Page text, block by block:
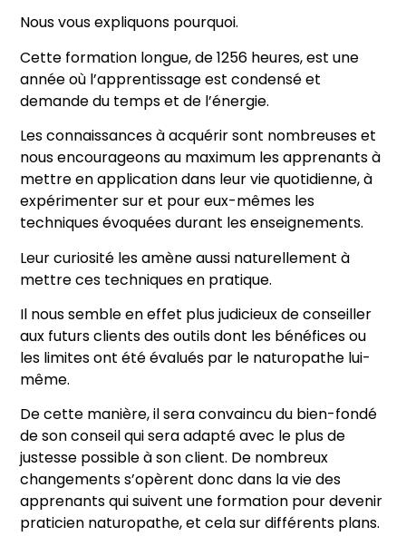
Nous vous expliquons pourquoi.
Cette formation longue, de 1256 heures, est une
année où l’apprentissage est condensé et
demande du temps et de l’énergie.
Les connaissances à acquérir sont nombreuses et
nous encourageons au maximum les apprenants à
mettre en application dans leur vie quotidienne, à
expérimenter sur et pour eux-mêmes les
techniques évoquées durant les enseignements.
Leur curiosité les amène aussi naturellement à
mettre ces techniques en pratique.
Il nous semble en effet plus judicieux de conseiller
aux futurs clients des outils dont les bénéfices ou
les limites ont été évalués par le naturopathe lui-
même.
De cette manière, il sera convaincu du bien-fondé
de son conseil qui sera adapté avec le plus de
justesse possible à son client. De nombreux
changements s’opèrent donc dans la vie des
apprenants qui suivent une formation pour devenir
praticien naturopathe, et cela sur différents plans.